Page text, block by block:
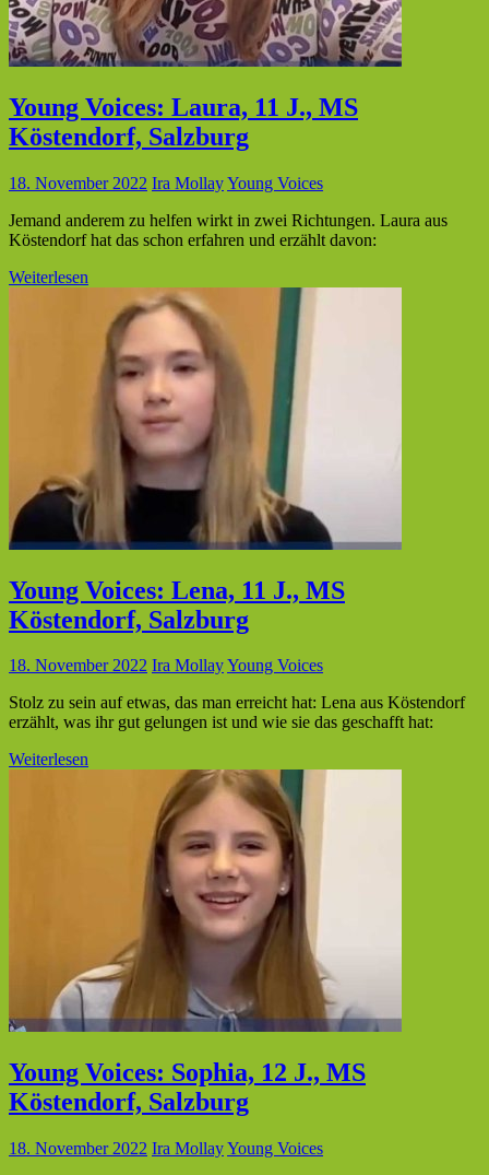
Young Voices: Laura, 11 J., MS
Köstendorf, Salzburg
18. November 2022 Ira MollayYoung Voices
Jemand anderem zu helfen wirkt in zwei Richtungen. Laura aus
Köstendorf hat das schon erfahren und erzählt davon:
Weiterlesen
Young Voices: Lena, 11 J., MS
Köstendorf, Salzburg
18. November 2022 Ira MollayYoung Voices
Stolz zu sein auf etwas, das man erreicht hat: Lena aus Köstendorf
erzählt, was ihr gut gelungen ist und wie sie das geschafft hat:
Weiterlesen
Young Voices: Sophia, 12 J., MS
Köstendorf, Salzburg
18. November 2022 Ira MollayYoung Voices